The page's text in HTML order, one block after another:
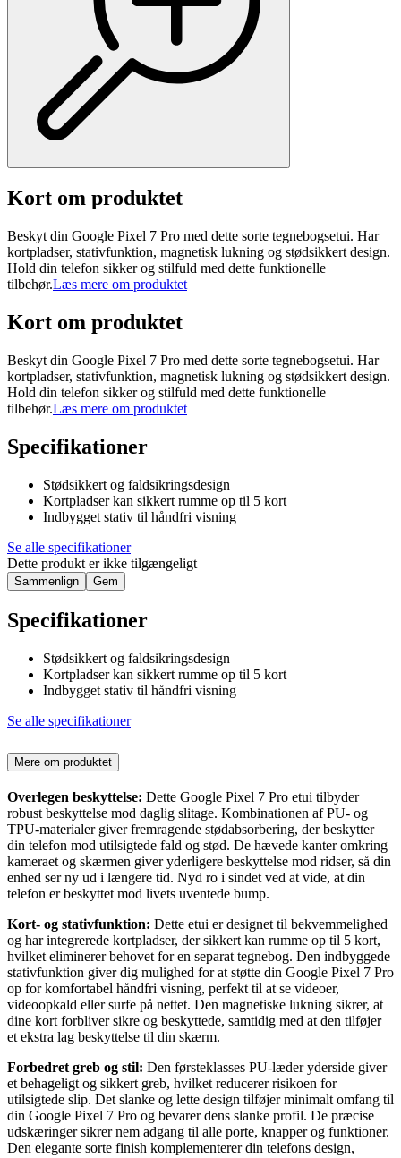
Kort om produktet
Beskyt din Google Pixel 7 Pro med dette sorte tegnebogsetui. Har
kortpladser, stativfunktion, magnetisk lukning og stødsikkert design.
Hold din telefon sikker og stilfuld med dette funktionelle
tilbehør.Læs mere om produktet
Kort om produktet
Beskyt din Google Pixel 7 Pro med dette sorte tegnebogsetui. Har
kortpladser, stativfunktion, magnetisk lukning og stødsikkert design.
Hold din telefon sikker og stilfuld med dette funktionelle
tilbehør.Læs mere om produktet
Specifikationer
Stødsikkert og faldsikringsdesign
Kortpladser kan sikkert rumme op til 5 kort
Indbygget stativ til håndfri visning
Se alle specifikationer
Dette produkt er ikke tilgængeligt
Sammenlign Gem
Specifikationer
Stødsikkert og faldsikringsdesign
Kortpladser kan sikkert rumme op til 5 kort
Indbygget stativ til håndfri visning
Se alle specifikationer
Mere om produktet
Overlegen beskyttelse: Dette Google Pixel 7 Pro etui tilbyder
robust beskyttelse mod daglig slitage. Kombinationen af PU- og
TPU-materialer giver fremragende stødabsorbering, der beskytter
din telefon mod utilsigtede fald og stød. De hævede kanter omkring
kameraet og skærmen giver yderligere beskyttelse mod ridser, så din
enhed ser ny ud i længere tid. Nyd ro i sindet ved at vide, at din
telefon er beskyttet mod livets uventede bump.
Kort- og stativfunktion: Dette etui er designet til bekvemmelighed
og har integrerede kortpladser, der sikkert kan rumme op til 5 kort,
hvilket eliminerer behovet for en separat tegnebog. Den indbyggede
stativfunktion giver dig mulighed for at støtte din Google Pixel 7 Pro
op for komfortabel håndfri visning, perfekt til at se videoer,
videoopkald eller surfe på nettet. Den magnetiske lukning sikrer, at
dine kort forbliver sikre og beskyttede, samtidig med at den tilføjer
et ekstra lag beskyttelse til din skærm.
Forbedret greb og stil: Den førsteklasses PU-læder yderside giver
et behageligt og sikkert greb, hvilket reducerer risikoen for
utilsigtede slip. Det slanke og lette design tilføjer minimalt omfang til
din Google Pixel 7 Pro og bevarer dens slanke profil. De præcise
udskæringer sikrer nem adgang til alle porte, knapper og funktioner.
Den elegante sorte finish komplementerer din telefons design,